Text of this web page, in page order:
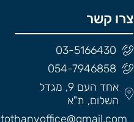
צרו קשר
03-5166430
054-7946858
אחד העם 9, מגדל
השלום, ת"א
tothanyoffice@gmail.com